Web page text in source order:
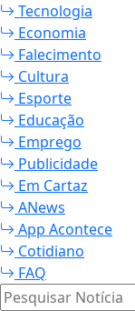
Tecnologia
Economia
Falecimento
Cultura
Esporte
Educação
Emprego
Publicidade
Em Cartaz
ANews
App Acontece
Cotidiano
FAQ
Pesquisar Notícia